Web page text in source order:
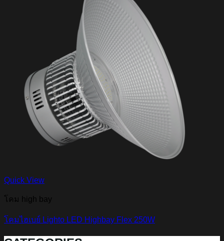
Quick View
โคม high bay
โคมไฮเบย์ Lighto LED Highbay Flex 250W